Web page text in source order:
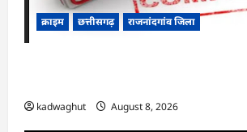
क्राइम छत्तीसगढ़ राजनांदगांव जिला
kadwaghut August 8, 2026